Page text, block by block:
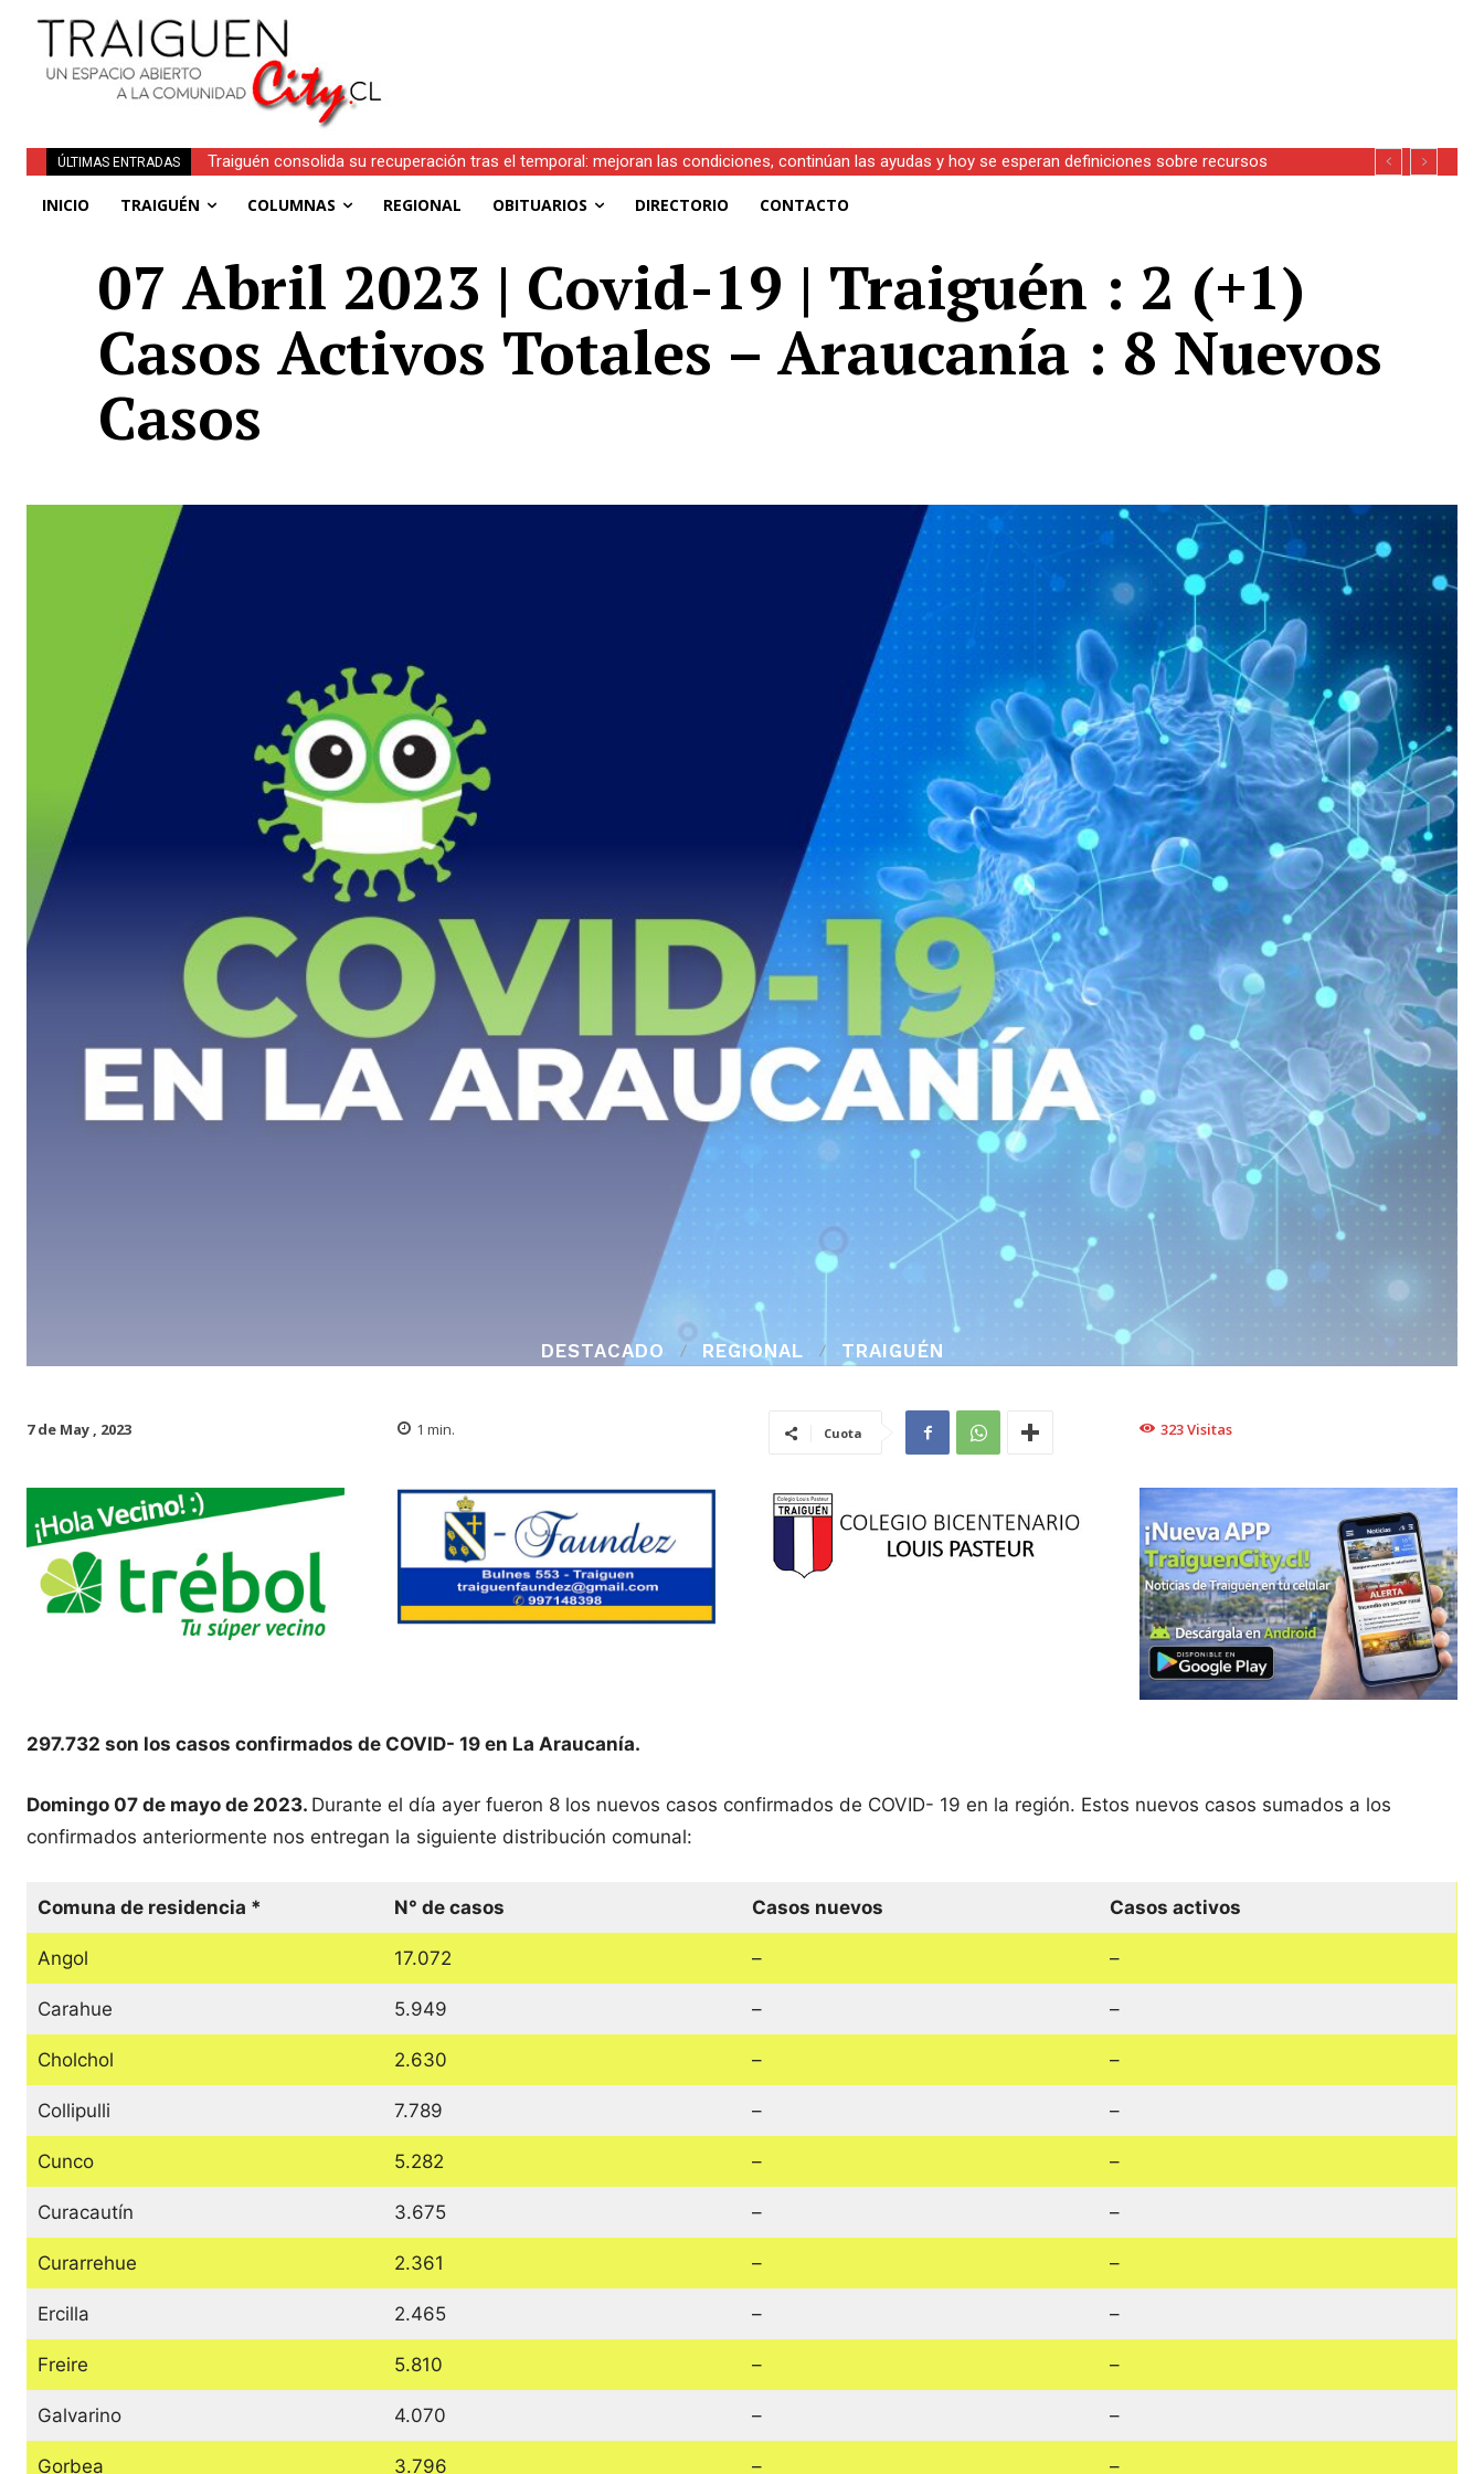
ÚLTIMAS ENTRADAS
Traiguén consolida su recuperación tras el temporal: mejoran las condiciones, continúan las ayudas y hoy se esperan definiciones sobre recursos
INICIO TRAIGUÉN COLUMNAS REGIONAL OBITUARIOS DIRECTORIO CONTACTO
07 Abril 2023 | Covid-19 | Traiguén : 2 (+1)
Casos Activos Totales – Araucanía : 8 Nuevos
Casos
DESTACADO REGIONAL TRAIGUÉN
7 de May , 2023 1 min. Cuota 323Visitas
297.732 son los casos confirmados de COVID- 19 en La Araucanía.
Domingo 07 de mayo de 2023. Durante el día ayer fueron 8 los nuevos casos confirmados de COVID- 19 en la región. Estos nuevos casos sumados a los
confirmados anteriormente nos entregan la siguiente distribución comunal:
Comuna de residencia * N° de casos Casos nuevos Casos activos
Angol 17.072 – –
Carahue 5.949 – –
Cholchol 2.630 – –
Collipulli 7.789 – –
Cunco 5.282 – –
Curacautín 3.675 – –
Curarrehue 2.361 – –
Ercilla 2.465 – –
Freire 5.810 – –
Galvarino 4.070 – –
Gorbea 3.796 – –